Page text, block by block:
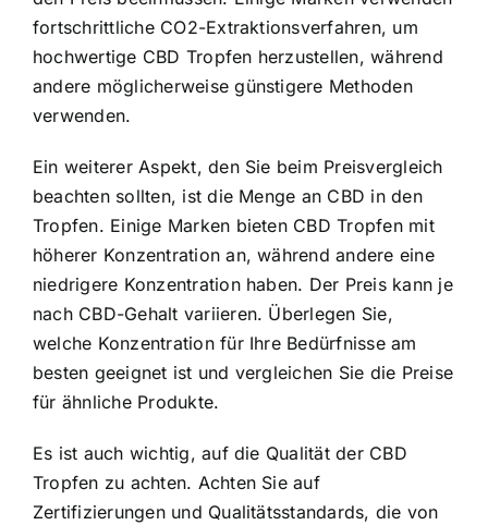
fortschrittliche CO2-Extraktionsverfahren, um
hochwertige CBD Tropfen herzustellen, während
andere möglicherweise günstigere Methoden
verwenden.
Ein weiterer Aspekt, den Sie beim Preisvergleich
beachten sollten, ist die Menge an CBD in den
Tropfen. Einige Marken bieten CBD Tropfen mit
höherer Konzentration an, während andere eine
niedrigere Konzentration haben. Der Preis kann je
nach CBD-Gehalt variieren. Überlegen Sie,
welche Konzentration für Ihre Bedürfnisse am
besten geeignet ist und vergleichen Sie die Preise
für ähnliche Produkte.
Es ist auch wichtig, auf die Qualität der CBD
Tropfen zu achten. Achten Sie auf
Zertifizierungen und Qualitätsstandards, die von